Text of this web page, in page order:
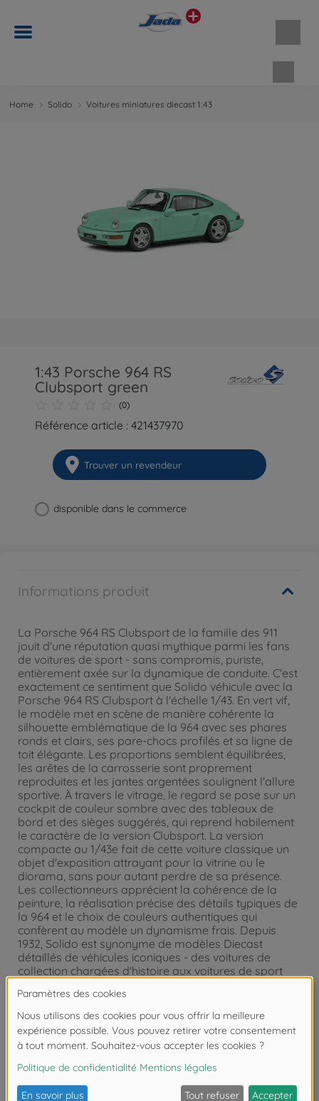
Home Solido Voitures miniatures diecast 1:43
1:43 Porsche 964 RS
Clubsport green
(0)
Référence article : 421437970
Trouver un revendeur
disponible dans le commerce
Informations produit
La Porsche 964 RS Clubsport de la famille des 911
jouit d'une réputation quasi mythique parmi les fans
de voitures de sport - sans compromis, puriste,
entièrement axée sur la dynamique de conduite. C'est
exactement ce sentiment que Solido véhicule avec la
Porsche 964 RS Clubsport à l'échelle 1/43. En vert vif,
le modèle met en scène de manière cohérente la
silhouette emblématique de la 964 avec ses phares
ronds et clairs, ses pare-chocs profilés et sa ligne de
toit élégante. Les proportions semblent équilibrées,
les arêtes de la carrosserie sont proprement
reproduites et les jantes argentées soulignent l'allure
sportive. À travers le vitrage, le regard se pose sur un
cockpit de couleur sombre avec des tableaux de
bord et des sièges suggérés, qui reprend habilement
le caractère de la version Clubsport. La version
compacte au 1/43e fait de cette voiture classique un
objet d'exposition attrayant pour la vitrine ou le
diorama, sans pour autant perdre de sa présence.
Les collectionneurs apprécient la cohérence de la
peinture, la réalisation précise des détails typiques de
la 964 et le choix de couleurs authentiques qui
confèrent au modèle un dynamisme frais. Depuis
1932, Solido est synonyme de modèles Diecast
détaillés de véhicules iconiques - des voitures de
collection chargées d'histoire aux voitures de sport
Attention !Ne convient pas aux enfants de
moins de 3 ans. Risque d'asphyxie lié à la
présence de pièces de petite taille.